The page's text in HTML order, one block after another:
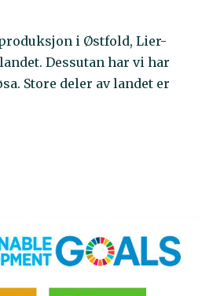
i Østfold, Lier-
Dessutan har vi har
Store deler av landet er